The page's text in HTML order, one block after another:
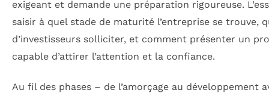
exigeant et demande une préparation rigoureuse.
saisir à quel stade de maturité l’entreprise se trouve,
d’investisseurs solliciter, et comment présenter un
capable d’attirer l’attention et la confiance.
Au fil des phases – de l’amorçage au développement